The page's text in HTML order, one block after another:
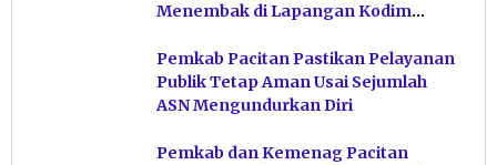
Menembak di Lapangan Kodim
Pemkab Pacitan Pastikan Pelayanan
Publik Tetap Aman Usai Sejumlah
ASN Mengundurkan Diri
Pemkab dan Kemenag Pacitan